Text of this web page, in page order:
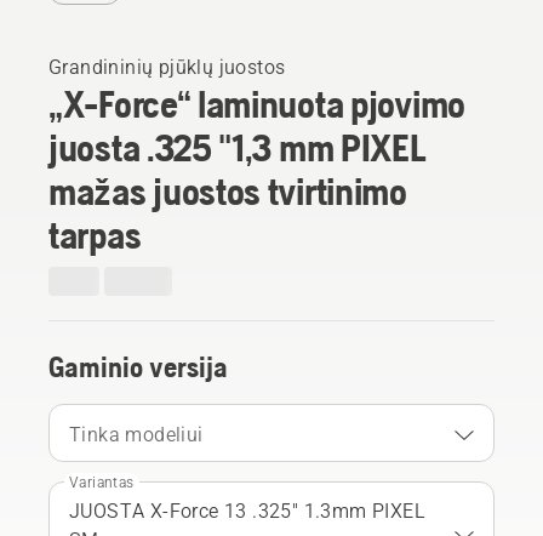
Grandininių pjūklų juostos
„X-Force“ laminuota pjovimo
juosta .325 "1,3 mm PIXEL
mažas juostos tvirtinimo
tarpas
Gaminio versija
Tinka modeliui
Variantas
JUOSTA X-Force 13 .325" 1.3mm PIXEL